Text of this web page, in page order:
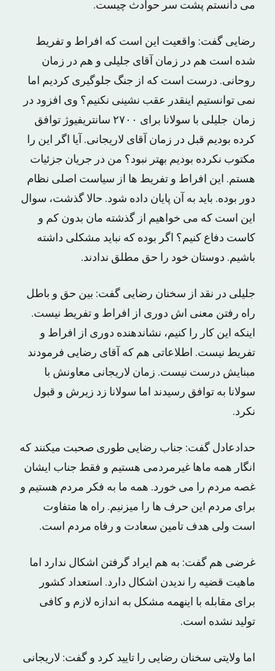
می دانستم پشت سر حوادث چیست.
رضایی گفت: واقعیت این است که افراط و تفریط
شده است هم در زمان آقای جلیلی و هم در زمان
روحانی. درست است که از جنگ جلوگیری کردیم اما
نمی توانستیم اینقدر عقب نشینی نکنیم؟ وی افزود در
زمان جلیلی با سولانا برای ۲۷۰۰ سانتریفیوژ توافق
کرده بودیم قبل در زمان آقای لاریجانی. آیا اگر این را
مکتوب نکرده بودیم بهتر نبود؟ من در جریان جزئیات
هستم. این افراط و تفریط ها از سیاست اصلی نظام
دور بوده. باید به آن پایان داده شود. حالا گذشت، سوال
این است که می خواهیم از گذشته مان بدون کم و
کاست دفاع کنیم؟ اگر بوده که نباید مشکلی داشته
باشیم. دوستان خود را حق مطلق ندادند.
جلیلی در نقد از سخنان رضایی گفت: بین حق و باطل
راه رفتن معنی اش دوری از افراط و تفریط نیست.
اینکه این کار را کنیم، نشاندهنده دوری از افراط و
تفریط نیست. اطلاعاتی هم که آقای رضایی فرمودند
مبنایش درست نیست. زمان لاریجانی معاونش با
سولانا به توافق رسیدند اما سولانا زد زیرش و قبول
نکرد.
حدادعادل گفت: جناب رضایی طوری صحبت میکنند که
انگار همه ماها غیرمردمی هستیم و فقط جناب ایشان
غصه مردم را می خورد. همه ما به فکر مردم هستیم و
برای مردم این حرف ها را میزنیم. راه ها متفاوت
است ولی هدف تامین سعادت و رفاه مردم است.
غرضی هم گفت: به هم ایراد گرفتن اشکال ندارد اما
ماهیت قضیه را ندیدن اشکال دارد. استعداد کشور
برای مقابله با اینهمه مشکل به اندازه لازم و کافی
تولید نشده است.
اما ولایتی سخنان رضایی را تایید کرد و گفت: لاریجانی